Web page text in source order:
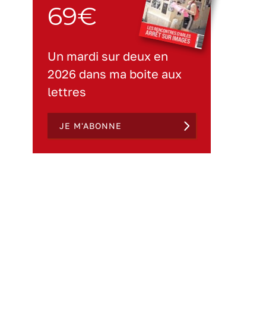
69€
Un mardi sur deux en
2026 dans ma boite aux
lettres
JE M'ABONNE